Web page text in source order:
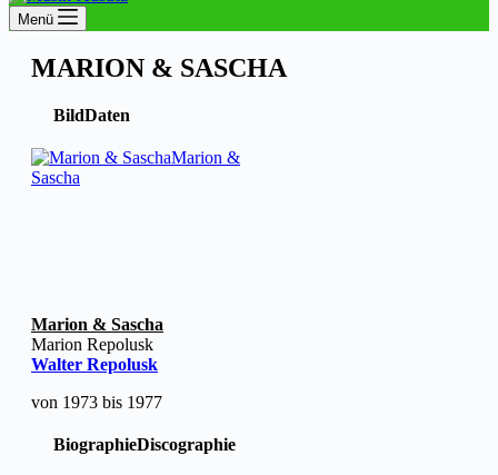
Menü
MARION & SASCHA
BildDaten
Marion &
Sascha
Marion & Sascha
Marion Repolusk
Walter Repolusk
von 1973 bis 1977
BiographieDiscographie